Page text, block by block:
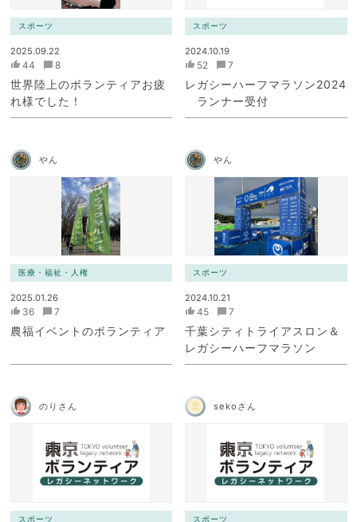
スポーツ
2025.09.22
44 8
世界陸上のボランティアお疲
れ様でした！
スポーツ
2024.10.19
52 7
レガシーハーフマラソン2024
ランナー受付
やん
医療・福祉・人権
2025.01.26
36 7
農福イベントのボランティア
やん
スポーツ
2024.10.21
45 7
千葉シティトライアスロン＆
レガシーハーフマラソン
のりさん
スポーツ
sekoさん
スポーツ